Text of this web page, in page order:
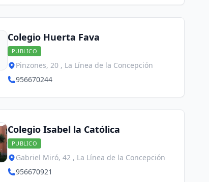
Colegio Huerta Fava
PUBLICO
Pinzones, 20 , La Línea de la Concepción
956670244
Colegio Isabel la Católica
PUBLICO
Gabriel Miró, 42 , La Línea de la Concepción
956670921